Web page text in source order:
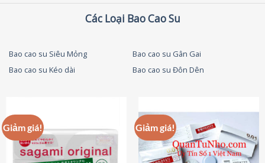
thể.
tùy
thể
được
chọn
trên
Các Loại Bao Cao Su
Bao cao su Siêu Mỏng
Bao cao su Gân Gai
Bao cao su Kéo dài
Bao cao su Đôn Dên
Giảm giá! Giảm giá!